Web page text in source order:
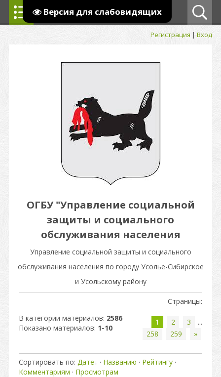
Версия для слабовидящих
Регистрация |Вход
ОГБУ "Управление социальной
защиты и социального
обслуживания населения
Управление социальной защиты и социального
обслуживания населения по городу Усолье-Сибирское
и Усольскому району
В категории материалов: 2586
Показано материалов: 1-10
Страницы:
1 2 3
...
258
259 »
Сортировать по: Дате · Названию · Рейтингу ·
Комментариям · Просмотрам